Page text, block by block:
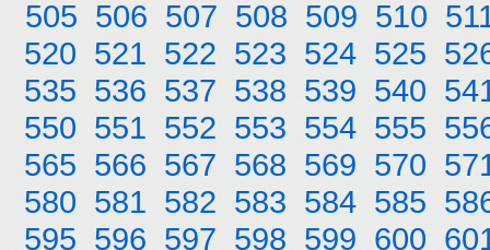
505 506 507 508 509 510
520 521 522 523 524 525
535 536 537 538 539 540
550 551 552 553 554 555
565 566 567 568 569 570
580 581 582 583 584 585
595 596 597 598 599 600